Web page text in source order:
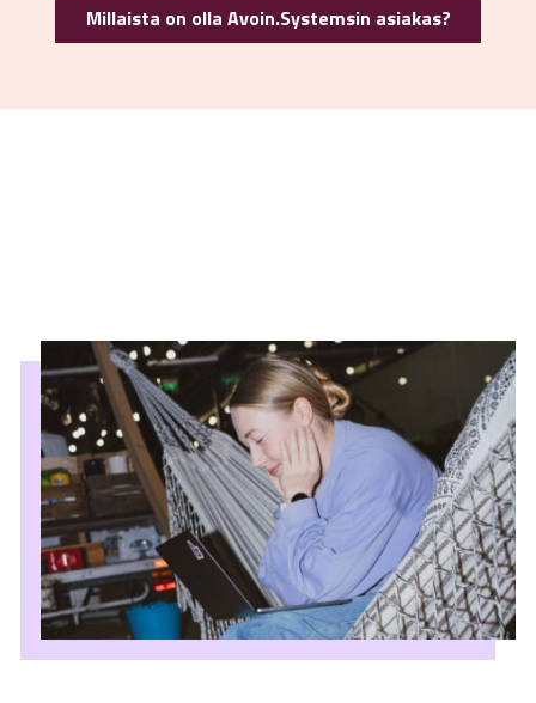
Millaista on olla Avoin.Systemsin asiakas?